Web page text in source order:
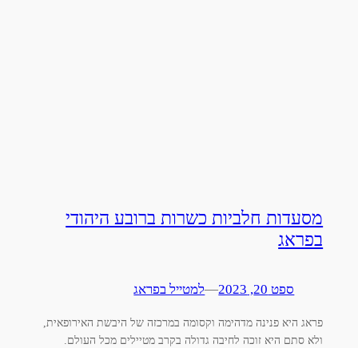
מסעדות חלביות כשרות ברובע היהודי
בפראג
ספט 20, 2023 —למטייל בפראג
פראג היא פנינה מדהימה וקסומה במרכזה של היבשת האירופאית,
ולא סתם היא זוכה לחיבה גדולה בקרב מטיילים מכל העולם.